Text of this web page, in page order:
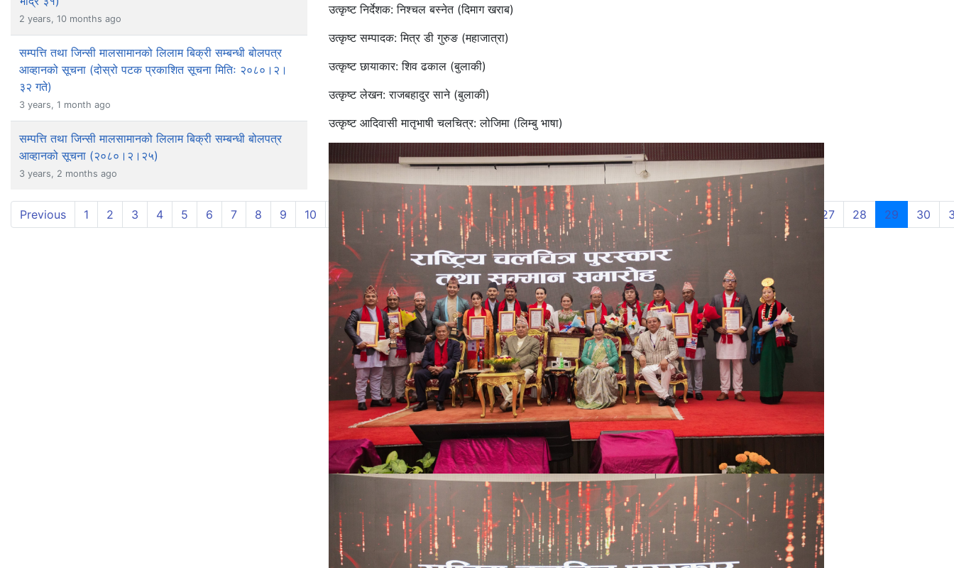
2 years, 10 months ago
सम्पत्ति तथा जिन्सी मालसामानको लिलाम बिक्री सम्बन्धी बोलपत्र
आव्हानको सूचना (दोस्रो पटक प्रकाशित सूचना मितिः २०८०।२।
३२ गते)
3 years, 1 month ago
सम्पत्ति तथा जिन्सी मालसामानको लिलाम बिक्री सम्बन्धी बोलपत्र
आव्हानको सूचना (२०८०।२।२५)
3 years, 2 months ago
Previous 1 2 3 4 5 6 7 8 9 10 11 12 13 14 15 16 17 18 19 21 22 23 24 25 27 28 29 (current)
30
उत्कृष्ट निर्देशक: निश्चल बस्नेत (दिमाग खराब)
उत्कृष्ट सम्पादक: मित्र डी गुरुङ (महाजात्रा)
उत्कृष्ट छायाकार: शिव ढकाल (बुलाकी)
उत्कृष्ट लेखन: राजबहादुर साने (बुलाकी)
उत्कृष्ट आदिवासी मातृभाषी चलचित्र: लोजिमा (लिम्बु भाषा)